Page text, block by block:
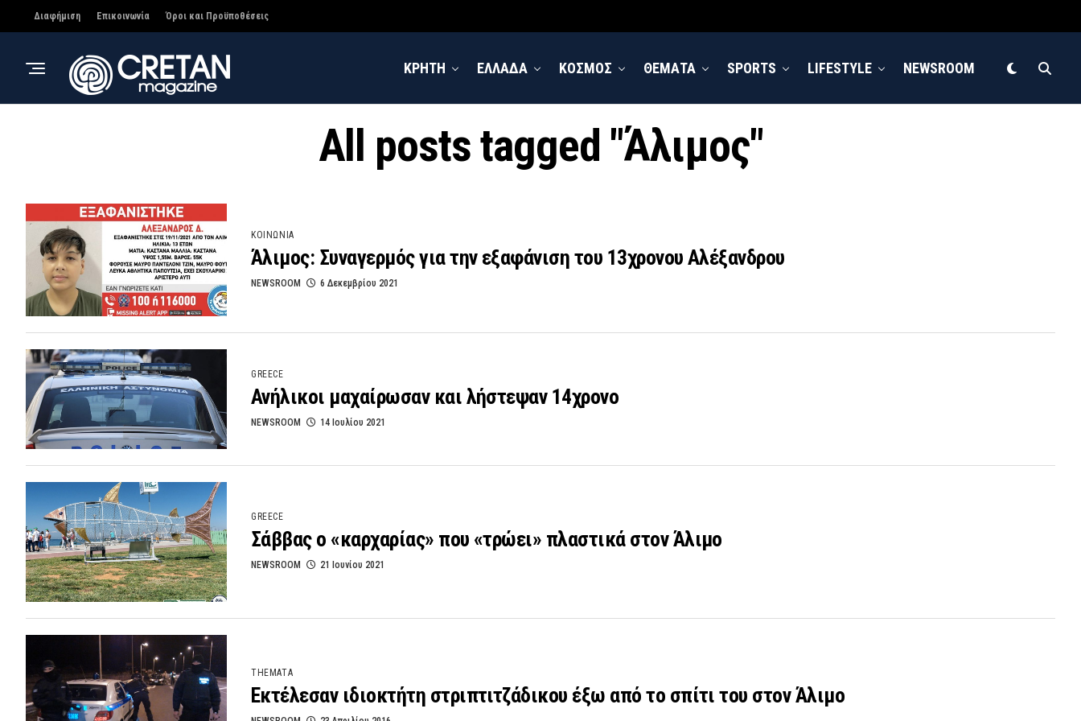
Διαφήμιση Επικοινωνία Όροι και Προϋποθέσεις
ΚΡΗΤΗ ΕΛΛΑΔΑ ΚΟΣΜΟΣ ΘΕΜΑΤΑ SPORTS LIFESTYLE NEWSROOM
All posts tagged "Άλιμος"
ΚΟΙΝΩΝΙΑ
Άλιμος: Συναγερμός για την εξαφάνιση του 13χρονου Αλέξανδρου
NEWSROOM 6 Δεκεμβρίου 2021
GREECE
Ανήλικοι μαχαίρωσαν και λήστεψαν 14χρονο
NEWSROOM 14 Ιουλίου 2021
GREECE
Σάββας ο «καρχαρίας» που «τρώει» πλαστικά στον Άλιμο
NEWSROOM 21 Ιουνίου 2021
THEMATA
Εκτέλεσαν ιδιοκτήτη στριπτιτζάδικου έξω από το σπίτι του στον Άλιμο